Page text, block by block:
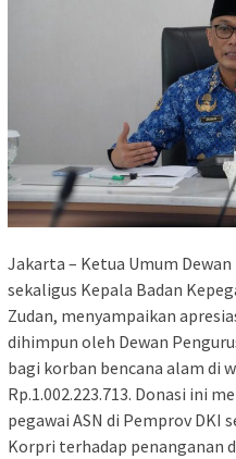
Jakarta – Ketua Umum
sekaligus Kepala Badan
Zudan, menyampaikan
dihimpun oleh Dewan
bagi korban bencana alam di
Rp.1.002.223.713. Donasi ini
pegawai ASN di Pemprov DKI
Korpri terhadap penanganan